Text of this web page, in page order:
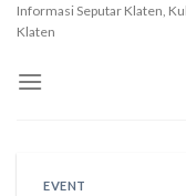
SkipInformasi Seputar Klaten,
Klaten
EVENT